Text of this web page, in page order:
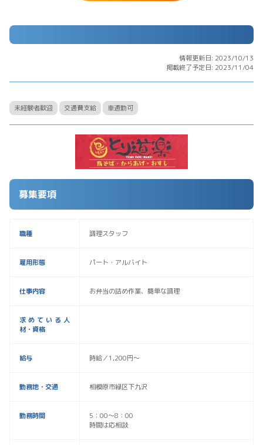
情報更新日: 2023/10/13
掲載終了予定日: 2023/11/04
未経験者歓迎 交通費支給 車通勤可
募集要項
職種 調理スタッフ
雇用形態 パート・アルバイト
仕事内容 お弁当の詰め作業、簡単な調理
求めている人
材・資格
給与 時給／1,200円〜
勤務地・交通 相模原市緑区下九沢
勤務時間
5：00〜8：00
時間は応相談